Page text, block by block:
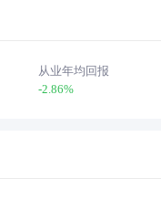
从业年均回报
-2.86%